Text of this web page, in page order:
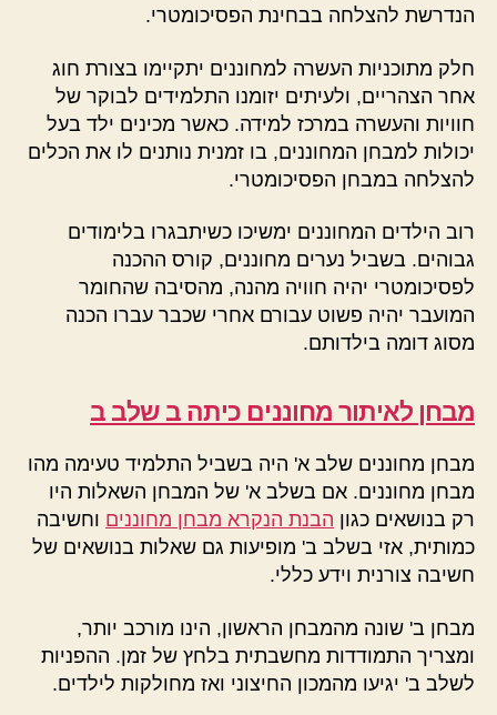
הנדרשת להצלחה בבחינת הפסיכומטרי.
חלק מתוכניות העשרה למחוננים יתקיימו בצורת חוג
אחר הצהריים, ולעיתים יזומנו התלמידים לבוקר של
חוויות והעשרה במרכז למידה. כאשר מכינים ילד בעל
יכולות למבחן המחוננים, בו זמנית נותנים לו את הכלים
להצלחה במבחן הפסיכומטרי.
רוב הילדים המחוננים ימשיכו כשיתבגרו בלימודים
גבוהים. בשביל נערים מחוננים, קורס ההכנה
לפסיכומטרי יהיה חוויה מהנה, מהסיבה שהחומר
המועבר יהיה פשוט עבורם אחרי שכבר עברו הכנה
מסוג דומה בילדותם.
מבחן לאיתור מחוננים כיתה ב שלב ב
מבחן מחוננים שלב א' היה בשביל התלמיד טעימה מהו
מבחן מחוננים. אם בשלב א' של המבחן השאלות היו
רק בנושאים כגון הבנת הנקרא מבחן מחוננים וחשיבה
כמותית, אזי בשלב ב' מופיעות גם שאלות בנושאים של
חשיבה צורנית וידע כללי.
מבחן ב' שונה מהמבחן הראשון, הינו מורכב יותר,
ומצריך התמודדות מחשבתית בלחץ של זמן. ההפניות
לשלב ב' יגיעו מהמכון החיצוני ואז מחולקות לילדים.